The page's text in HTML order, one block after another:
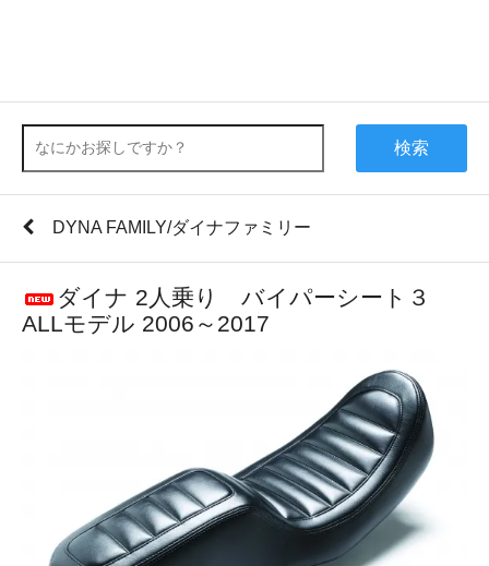
検索
DYNA FAMILY/ダイナファミリー
ダイナ 2人乗り バイパーシート３
ALLモデル 2006～2017